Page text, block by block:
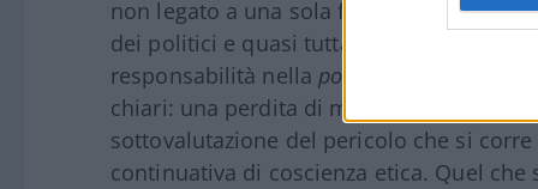
non legato a una sola forza – |…| ma è
dei politici e quasi tutta la classe
responsabilità nella polis
: attori
chiari: una perdita di memoria che
sottovalutazione del pericolo che si
continuativa di coscienza etica. Quel che